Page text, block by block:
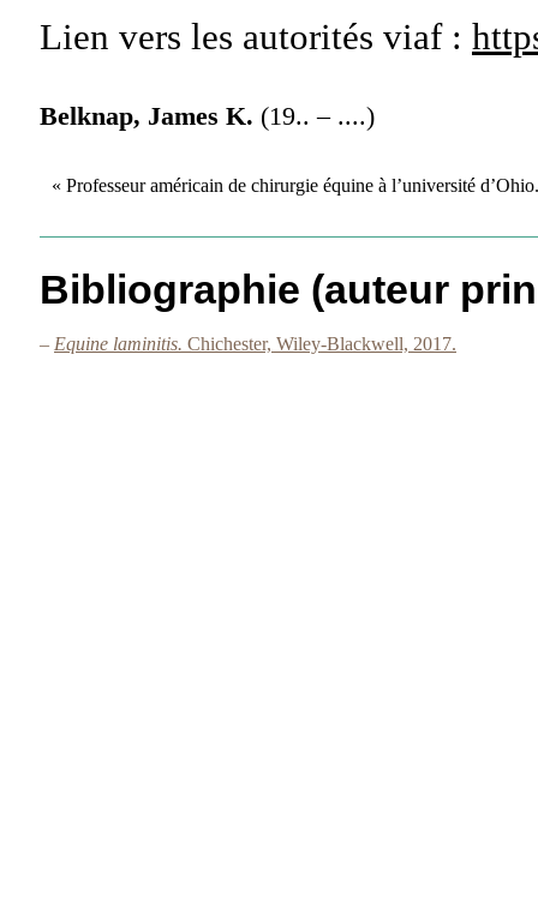
Lien vers les autorités viaf :
Belknap, James K. (19.. – ....)
« Professeur américain de chirurgie équine à l’université
Bibliographie (auteur
– Equine laminitis. Chichester, Wiley-Blackwell, 2017.